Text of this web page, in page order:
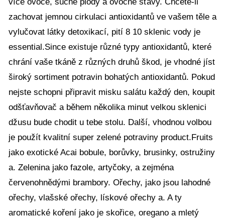
zachovat jemnou cirkulaci antioxidantů ve vašem těle a
vylučovat látky detoxikací, pití 8 10 sklenic vody je
essential.Since existuje různé typy antioxidantů, které
chrání vaše tkáně z různých druhů škod, je vhodné jíst
široký sortiment potravin bohatých antioxidantů. Pokud
nejste schopni připravit misku salátu každý den, koupit
odšťavňovač a během několika minut velkou sklenici
džusu bude chodit u tebe stolu. Další, vhodnou volbou
je použít kvalitní super zelené potraviny product.Fruits
jako exotické Acai bobule, borůvky, brusinky, ostružiny
a. Zelenina jako fazole, artyčoky, a zejména
červenohnědými brambory. Ořechy, jako jsou lahodné
ořechy, vlašské ořechy, lískové ořechy a. A ty
aromatické koření jako je skořice, oregano a mletý